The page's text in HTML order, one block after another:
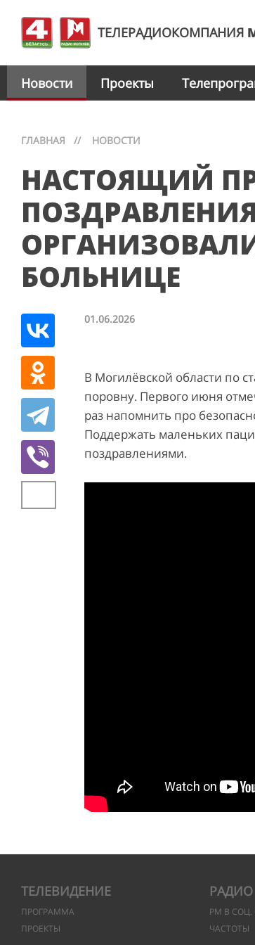
ТЕЛЕРАДИОКОМПАНИЯ
Новости Проекты
ГЛАВНАЯ // НОВОСТИ
НАСТОЯЩИЙ
БОЛЬНИЦЕ
01.06.2026
В Могилёвской области по
поровну. Первого июня
раз напомнить про
Поддержать маленьких
поздравлениями.
ТЕЛЕВИДЕНИЕ
ПРОГРАММА
ПРОЕКТЫ
РАДИО
РМ В СОЦ.
ЧАСТОТЫ